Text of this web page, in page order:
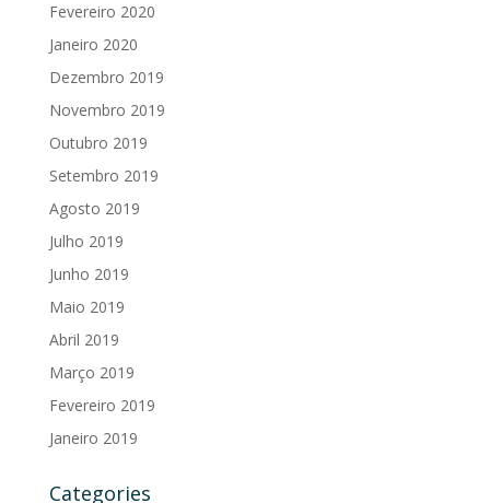
Fevereiro 2020
Janeiro 2020
Dezembro 2019
Novembro 2019
Outubro 2019
Setembro 2019
Agosto 2019
Julho 2019
Junho 2019
Maio 2019
Abril 2019
Março 2019
Fevereiro 2019
Janeiro 2019
Categories